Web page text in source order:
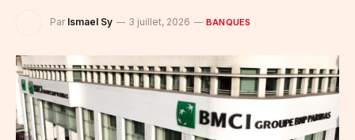
Par Ismael Sy 3 juillet, 2026 BANQUES